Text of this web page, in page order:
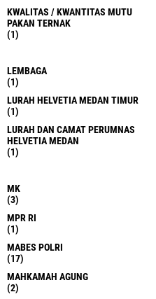
KWALITAS / KWANTITAS MUTU
PAKAN TERNAK
(1)
LEMBAGA
(1)
LURAH HELVETIA MEDAN TIMUR
(1)
LURAH DAN CAMAT PERUMNAS
HELVETIA MEDAN
(1)
MK
(3)
MPR RI
(1)
MABES POLRI
(17)
MAHKAMAH AGUNG
(2)